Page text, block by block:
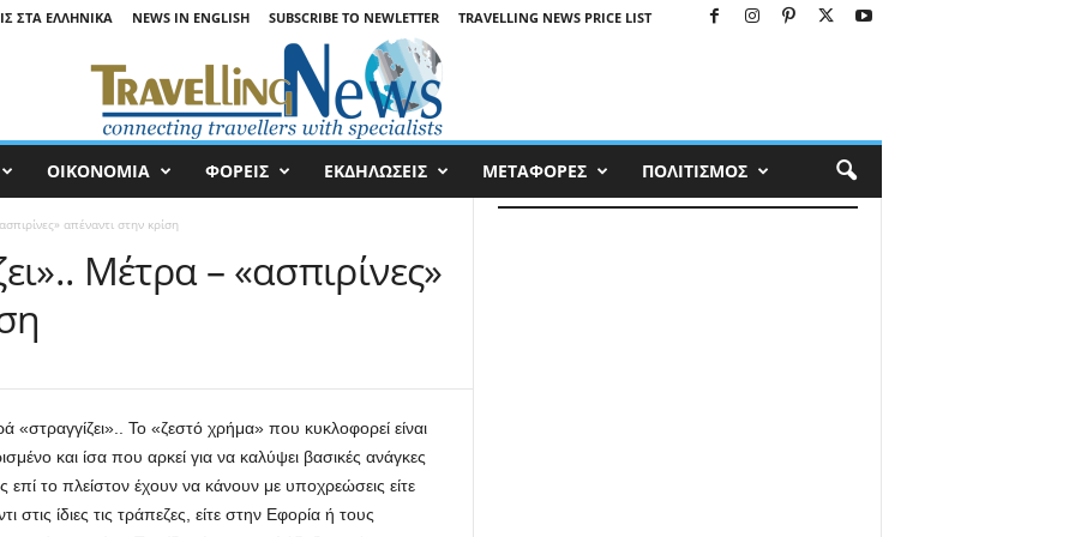
ΣΤΑ ΕΛΛΗΝΙΚΆ NEWS IN ENGLISH SUBSCRIBE TO NEWLETTER TRAVELLING NEWS PRICE LIST
ΟΙΚΟΝΟΜΙΑ ΦΟΡΕΙΣ ΕΚΔΗΛΩΣΕΙΣ ΜΕΤΑΦΟΡΕΣ ΠΟΛΙΤΙΣΜΟΣ
απέναντι στην κρίση
Μέτρα – «ασπιρίνες»
«στραγγίζει».. Το «ζεστό χρήμα» που κυκλοφορεί είναι
και ίσα που αρκεί για να καλύψει βασικές ανάγκες
το πλείστον έχουν να κάνουν με υποχρεώσεις είτε
στις ίδιες τις τράπεζες, είτε στην Εφορία ή τους